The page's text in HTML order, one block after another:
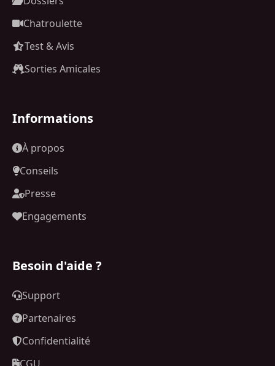
Chatroulette
Test & Avis
Sorties Amicales
Informations
À propos
Conseils
Presse
Engagements
Besoin d'aide ?
Support
Partenaires
Confidentialité